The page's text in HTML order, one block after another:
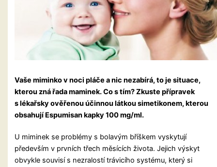
Vaše miminko v noci pláče a nic nezabírá, to je situace,
kterou zná řada maminek. Co s tím? Zkuste přípravek
s lékařsky ověřenou účinnou látkou simetikonem, kterou
obsahují Espumisan kapky 100 mg/ml.
U miminek se problémy s bolavým bříškem vyskytují
především v prvních třech měsících života. Jejich výskyt
obvykle souvisí s nezralostí trávicího systému, který si